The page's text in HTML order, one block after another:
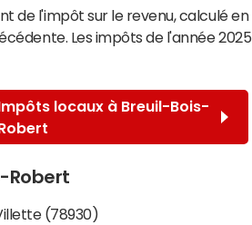
de l'impôt sur le revenu, calculé en
Les impôts de l'année 2025
locaux à Breuil-Bois-
Robert
(78930)